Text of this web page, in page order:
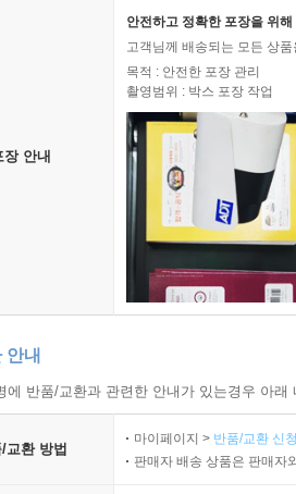
장 안내
안전하고 정확한 포장을 위
고객님께 배송되는 모든 상
목적 : 안전한 포장 관리
촬영범위 : 박스 포장 작업
안내
반품/교환과 관련한 안내가 있는경우 아
교환 방법
마이페이지 > 반품/교환 신
판매자 배송 상품은 판매자